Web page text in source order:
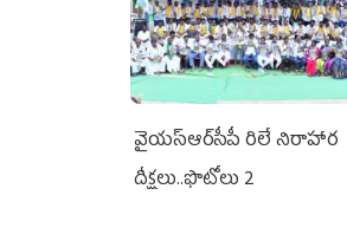
వైయ‌స్ఆర్‌సీపీ రిలే నిరాహార
దీక్షలు..ఫొటోలు 2